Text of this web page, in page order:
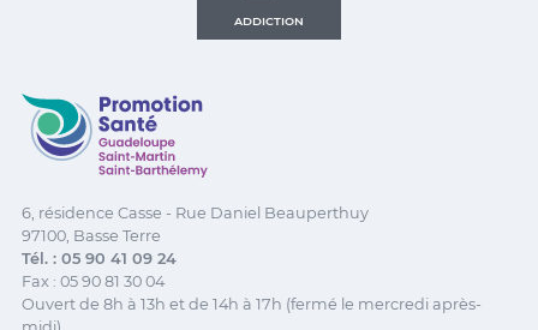
ADDICTION
Promotion Santé Guadeloupe, Saint-Martin, Saint
6, résidence Casse - Rue Daniel Beauperthuy
97100, Basse Terre
Tél. : 05 90 41 09 24
Fax : 05 90 81 30 04
Ouvert de 8h à 13h et de 14h à 17h (fermé le mercredi après-